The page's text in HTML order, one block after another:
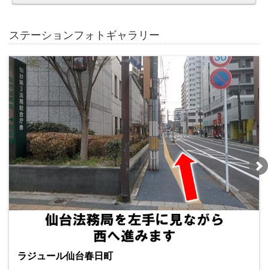
ステーションフォトギャラリー
ラジュール仙台春日町